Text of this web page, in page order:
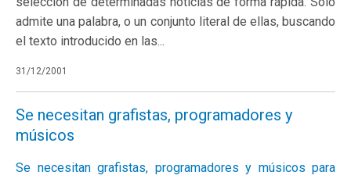
admite una palabra, o un conjunto literal de ellas, buscando
el texto introducido en las...
31/12/2001
Se necesitan grafistas, programadores y
músicos
Se necesitan grafistas, programadores y músicos para